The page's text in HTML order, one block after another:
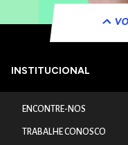
INSTITUCIONAL
ENCONTRE-NOS
TRABALHE CONOSCO